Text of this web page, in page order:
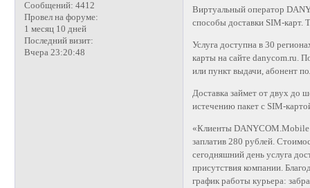
Сообщений: 4412
Провел на форуме:
1 месяц 10 дней
Последний визит:
Вчера 23:20:48
Виртуальный оператор
способы доставки SIM-карт.
Услуга доступна в 30
карты на сайте danycom.ru.
или пункт выдачи, абонент
Доставка займет от двух до
истечению пакет с SIM-
«Клиенты DANYCOM.Mobile
заплатив 280 рублей.
сегодняшний день услуга
присутствия компании.
график работы курьера: